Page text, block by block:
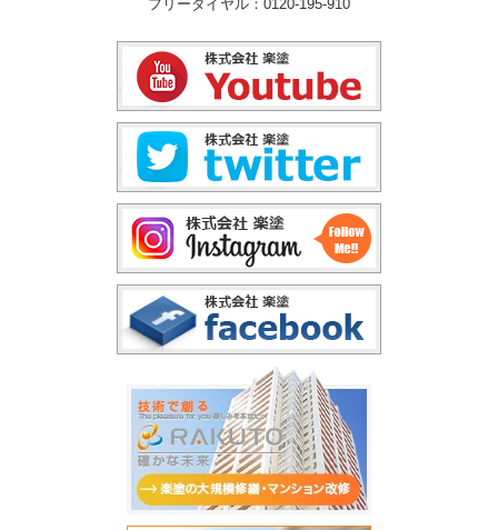
フリーダイヤル：0120-195-910